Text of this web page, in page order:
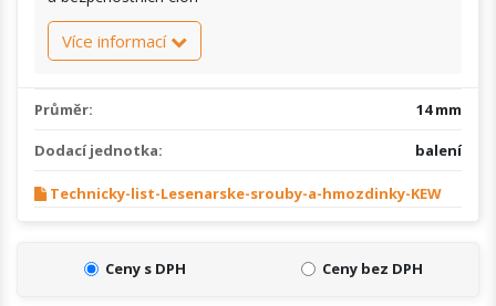
Více informací
Průměr: 14 mm
Dodací jednotka: balení
Technicky-list-Lesenarske-srouby-a-hmozdinky-KEW
Ceny s DPH Ceny bez DPH